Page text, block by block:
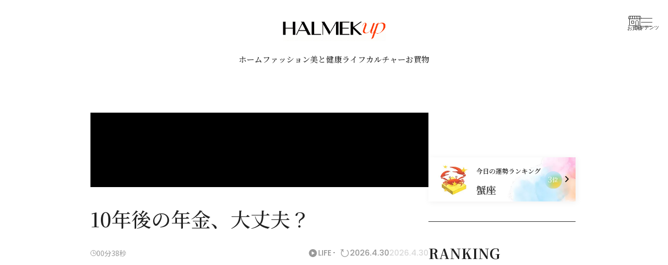
お買物コンテンツ
ホーム ファッション美と健康ライフカルチャーお買物
10年後の年金、大丈夫？
00分38秒 LIFE 2026.4.302026.4.30
今日の運勢ランキング
山羊座
蟹座
1位
RANKING